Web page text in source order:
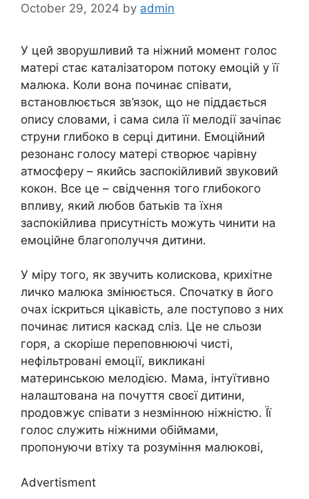
October 29, 2024 by admin
У цей зворушливий та ніжний момент голос
матері стає каталізатором потоку емоцій у її
малюка. Коли вона починає співати,
встановлюється зв’язок, що не піддається
опису словами, і сама сила її мелодії зачіпає
струни глибоко в серці дитини. Емоційний
резонанс голосу матері створює чарівну
атмосферу – якийсь заспокійливий звуковий
кокон. Все це – свідчення того глибокого
впливу, який любов батьків та їхня
заспокійлива присутність можуть чинити на
емоційне благополуччя дитини.
У міру того, як звучить колискова, крихітне
личко малюка змінюється. Спочатку в його
очах іскриться цікавість, але поступово з них
починає литися каскад сліз. Це не сльози
горя, а скоріше переповнюючі чисті,
нефільтровані емоції, викликані
материнською мелодією. Мама, інтуїтивно
налаштована на почуття своєї дитини,
продовжує співати з незмінною ніжністю. Її
голос служить ніжними обіймами,
пропонуючи втіху та розуміння малюкові,
Advertisment